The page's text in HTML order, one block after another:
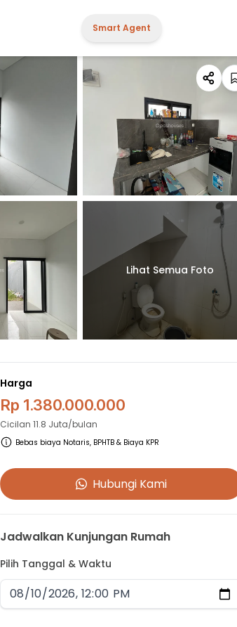
Smart Agent
Lihat Semua Foto
Harga
Rp 1.380.000.000
Cicilan11.8 Juta/bulan
Bebas biaya Notaris, BPHTB & Biaya KPR
Hubungi Kami
Jadwalkan Kunjungan Rumah
Pilih Tanggal & Waktu